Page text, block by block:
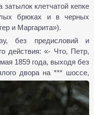
клетчатой кепке
брюках и в черных
и Маргарита»).
без предисловий и
действия: «- Что, Петр,
1859 года, выходя без
двора на *** шоссе,